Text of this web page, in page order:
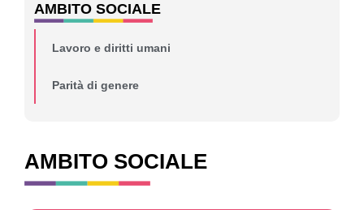
AMBITO SOCIALE
AMBITO SOCIALE
Lavoro e diritti umani
Parità di genere